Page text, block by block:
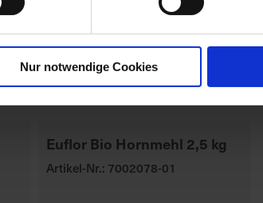
Nur notwendige Cookies
Euflor Bio Hornmehl 2,5 kg
Artikel-Nr.: 7002078-01